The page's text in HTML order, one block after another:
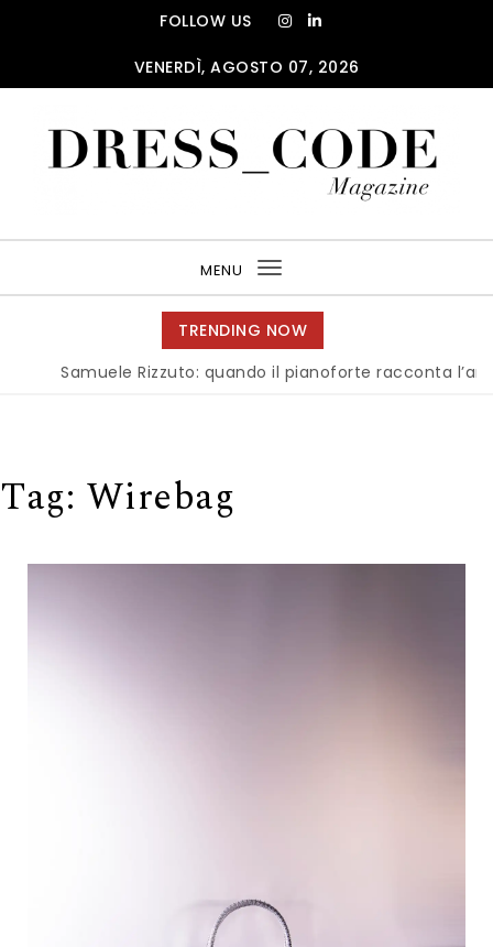
FOLLOW US
VENERDÌ, AGOSTO 07, 2026
MENU
Toggle
navigation
TRENDING NOW
Samuele Rizzuto: quando il pianoforte racconta l’anima
Tag: Wirebag